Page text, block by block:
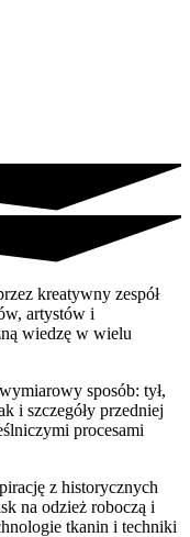
kreatywny zespół
artystów i
wiedzę w wielu
sposób: tył,
i szczegóły przedniej
procesami
z historycznych
na odzież roboczą i
tkanin i techniki